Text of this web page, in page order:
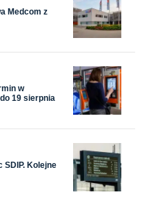
Medcom z
w
19 sierpnia
Kolejne